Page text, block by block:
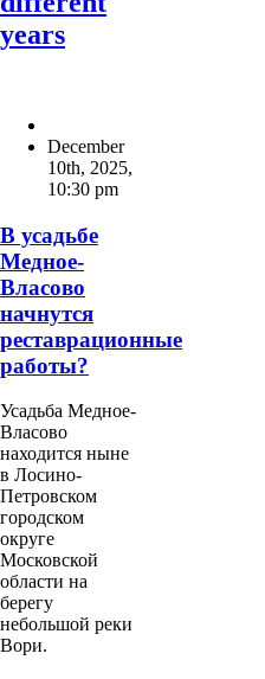
years
December
10th, 2025,
10:30 pm
В усадьбе
Медное-
Власово
начнутся
реставрационные
работы?
Усадьба Медное-
Власово
находится ныне
в Лосино-
Петровском
городском
округе
Московской
области на
берегу
небольшой реки
Вори.